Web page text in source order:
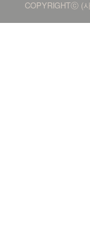
COPYRIGHTⓒ (